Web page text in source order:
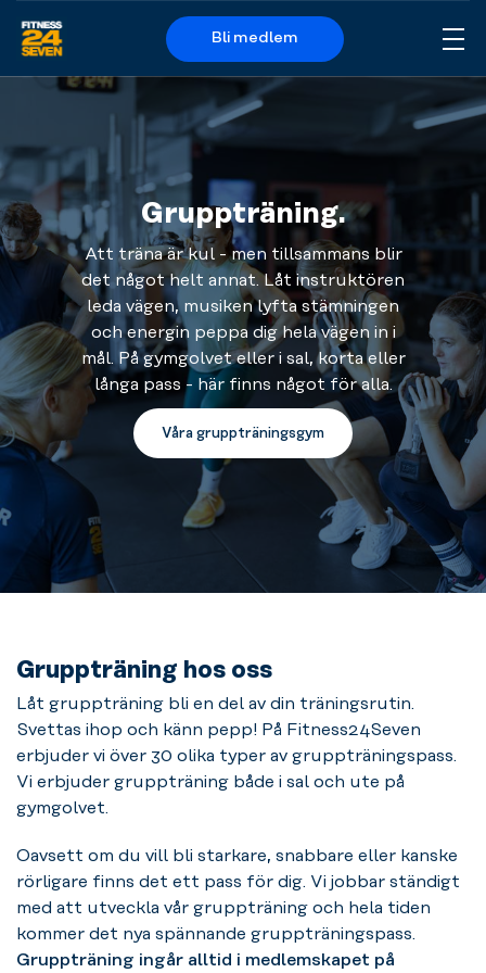
Logo
Bli medlem
Gruppträning.
Att träna är kul - men tillsammans blir
det något helt annat. Låt instruktören
leda vägen, musiken lyfta stämningen
och energin peppa dig hela vägen in i
mål. På gymgolvet eller i sal, korta eller
långa pass - här finns något för alla.
Våra gruppträningsgym
Gruppträning hos oss
Låt gruppträning bli en del av din träningsrutin.
Svettas ihop och känn pepp! På Fitness24Seven
erbjuder vi över 30 olika typer av gruppträningspass.
Vi erbjuder gruppträning både i sal och ute på
gymgolvet.
Oavsett om du vill bli starkare, snabbare eller kanske
rörligare finns det ett pass för dig. Vi jobbar ständigt
med att utveckla vår gruppträning och hela tiden
kommer det nya spännande gruppträningspass.
Gruppträning ingår alltid i medlemskapet på